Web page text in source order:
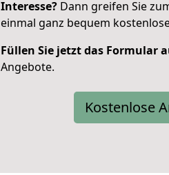
Interesse? Dann greifen Sie
einmal ganz bequem
Füllen Sie jetzt das Formular
Angebote.
Kostenlose